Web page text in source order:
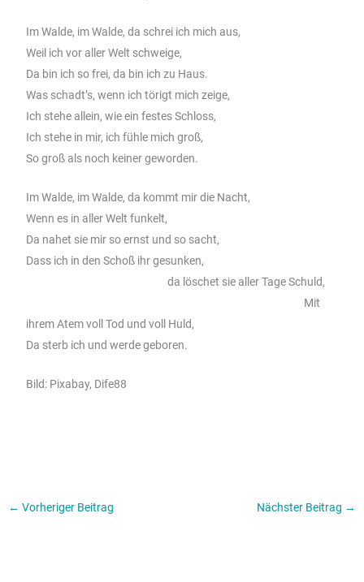
Im Walde, im Walde, da schrei ich mich aus,
Weil ich vor aller Welt schweige,
Da bin ich so frei, da bin ich zu Haus.
Was schadt’s, wenn ich törigt mich zeige,
Ich stehe allein, wie ein festes Schloss,
Ich stehe in mir, ich fühle mich groß,
So groß als noch keiner geworden.
Im Walde, im Walde, da kommt mir die Nacht,
Wenn es in aller Welt funkelt,
Da nahet sie mir so ernst und so sacht,
Dass ich in den Schoß ihr gesunken,
da löschet sie aller Tage Schuld,
Mit
ihrem Atem voll Tod und voll Huld,
Da sterb ich und werde geboren.
Bild: Pixabay, Dife88
← Vorheriger Beitrag Nächster Beitrag →